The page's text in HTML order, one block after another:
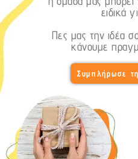
ειδικά
Πες μας την ιδέα
κάνουμε
Συμπλήρωσε